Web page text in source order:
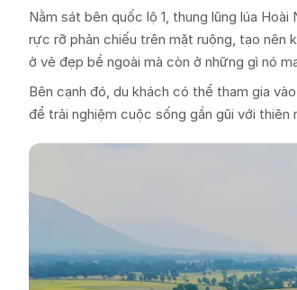
Nằm sát bên quốc lộ 1, thung lũng lúa
rực rỡ phản chiếu trên mặt ruộng, tạo nên
ở vẻ đẹp bề ngoài mà còn ở những gì nó
Bên cạnh đó, du khách có thể tham gia
để trải nghiệm cuộc sống gần gũi với thiên